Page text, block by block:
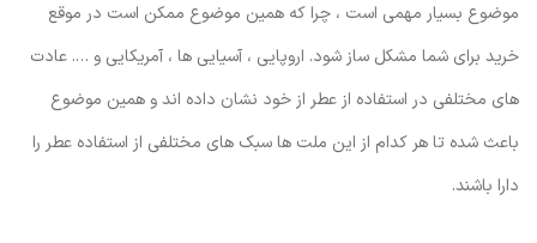
موضوع بسیار مهمی است ، چرا که همین موضوع ممکن است در موقع
خرید برای شما مشکل ساز شود. اروپایی ، آسیایی ها ، آمریکایی و …. عادت
های مختلفی در استفاده از عطر از خود نشان داده اند و همین موضوع
باعث شده تا هر کدام از این ملت ها سبک های مختلفی از استفاده عطر را
دارا باشند.